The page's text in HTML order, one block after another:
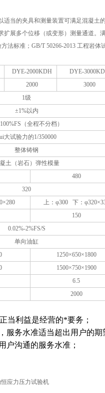
当的夹具和测量装置可满足混凝土
展多个位移（或变形）测量通道。
法标准；GB/T 50266-2013 工程岩体
DYE-2000KDH
DYE-
2000
3000
1级
±1%以内
（全程不分档）
大试验力的1/350000
整体铸钢
土（岩石）弹性模量
480
320
上：φ300 下：
150
0.02%-2%FS/S
单向油缸
1250×650×1800
1500×750×1900
6.5
2000
当利益是经营的*要务；
服务水准适当超出用户的期
户沟通的服务水准；
应力压力试验机